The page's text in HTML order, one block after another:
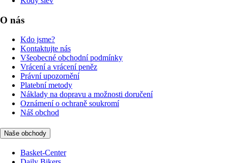
O nás
Kdo jsme?
Kontaktujte nás
Všeobecné obchodní podmínky
Vrácení a vrácení peněz
Právní upozornění
Platební metody
Náklady na dopravu a možnosti doručení
Oznámení o ochraně soukromí
Náš obchod
Naše obchody
Basket-Center